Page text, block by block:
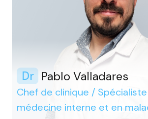
Dr Pablo Valladares
Chef de clinique / Spécialiste
médecine interne et en